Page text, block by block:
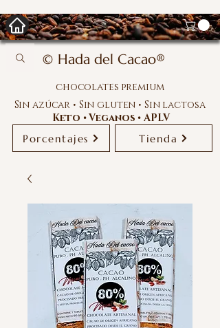
© Hada del Cacao®
chocolates premium
Sin azúcar • Sin gluten • Sin lactosa
Keto • Veganos • APLV
Porcentajes
Tienda